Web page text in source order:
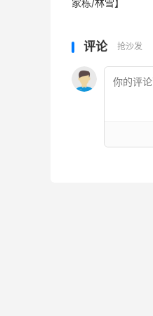
家栋/林雪】
评论 抢沙发